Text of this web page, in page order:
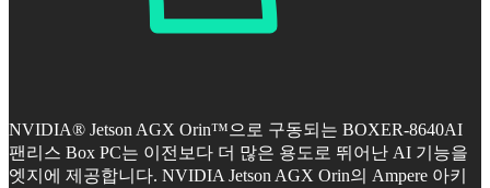
NVIDIA® Jetson AGX Orin™으로 구동되는 BOXER-8640AI
팬리스 Box PC는 이전보다 더 많은 용도로 뛰어난 AI 기능을
엣지에 제공합니다. NVIDIA Jetson AGX Orin의 Ampere 아키